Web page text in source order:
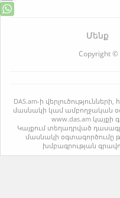
Մենք
Copyright ©
DAS.am-ի
մասնակի կամ ամբողջական
www.das.am
Կայքում տեղադրված
մասնակի օգտագործումը
խմբագրության